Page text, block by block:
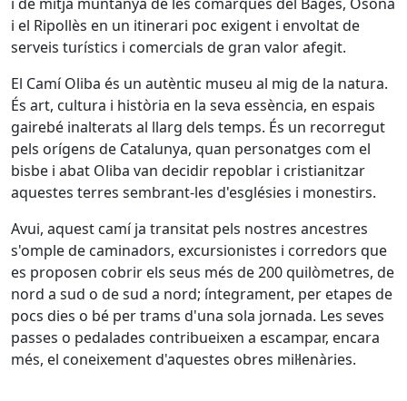
i el Ripollès en un itinerari poc exigent i envoltat de
serveis turístics i comercials de gran valor afegit.
El Camí Oliba és un autèntic museu al mig de la natura.
És art, cultura i història en la seva essència, en espais
gairebé inalterats al llarg dels temps. És un recorregut
pels orígens de Catalunya, quan personatges com el
bisbe i abat Oliba van decidir repoblar i cristianitzar
aquestes terres sembrant-les d'esglésies i monestirs.
Avui, aquest camí ja transitat pels nostres ancestres
s'omple de caminadors, excursionistes i corredors que
es proposen cobrir els seus més de 200 quilòmetres, de
nord a sud o de sud a nord; íntegrament, per etapes de
pocs dies o bé per trams d'una sola jornada. Les seves
passes o pedalades contribueixen a escampar, encara
més, el coneixement d'aquestes obres mil·lenàries.